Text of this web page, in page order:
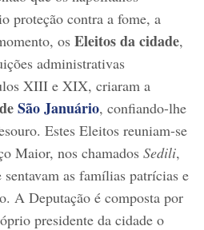
proteção contra a fome, a
os Eleitos da cidade,
administrativas
XIII e XIX, criaram a
São Januário, confiando-lhe
Estes Eleitos reuniam-se
Maior, nos chamados Sedili,
sentavam as famílias patrícias e
A Deputação é composta por
presidente da cidade o